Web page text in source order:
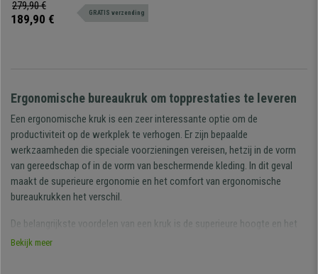
gebruik. Stevig, resistent en
comfortabel.
279,90 €
189,90 € GRATIS verzending
Ergonomische bureaukruk om topprestaties te leveren
Een ergonomische kruk is een zeer interessante optie om de
productiviteit op de werkplek te verhogen. Er zijn bepaalde
werkzaamheden die speciale voorzieningen vereisen, hetzij in de vorm
van gereedschap of in de vorm van beschermende kleding. In dit geval
maakt de superieure ergonomie en het comfort van ergonomische
bureaukrukken het verschil.
De belangrijkste voordelen van een kruk is de superieure hoogte en het
feit dat ze over een voetsteun beschikken. Bureaustoelen hebben een
Bekijk meer